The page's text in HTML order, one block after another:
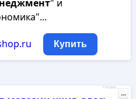
" и
Купить
Реклама
...